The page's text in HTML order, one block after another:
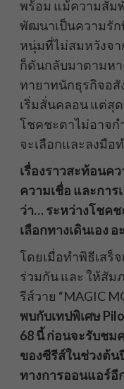
พร้อม แม้ความสัม
พัฒนาเป็นความรัก
หนุ่มที่ไม่สมหวังจา
ก็ดันกลับมาตามห
ทายาทนักธุรกิจอ
เริ่มสั่นคลอน แต่สุ
โชคชะตาไม่อาจ
จะเลือกและลงมือ
เรื่องราวสะท้อนค
ความเชื่อ และกา
ว่า… ระหว่างโชค
เลือกทางเดินเอง
โดยเมื่อทำพิธีเสร็
ร่วมกัน และ ให้สั
รีส์วาย “MAGIC
พบกับเทปพิเศษ
68 นี้ ก่อนจะรับชม
ของซีรีส์ในช่วงต้น
ทางการออนแอร์อี